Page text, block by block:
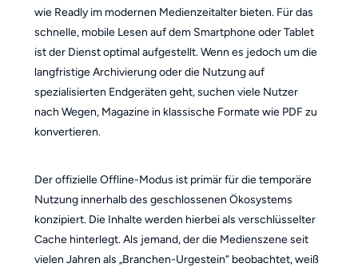
wie Readly im modernen Medienzeitalter bieten. Für das
schnelle, mobile Lesen auf dem Smartphone oder Tablet
ist der Dienst optimal aufgestellt. Wenn es jedoch um die
langfristige Archivierung oder die Nutzung auf
spezialisierten Endgeräten geht, suchen viele Nutzer
nach Wegen, Magazine in klassische Formate wie PDF zu
konvertieren.
Der offizielle Offline-Modus ist primär für die temporäre
Nutzung innerhalb des geschlossenen Ökosystems
konzipiert. Die Inhalte werden hierbei als verschlüsselter
Cache hinterlegt. Als jemand, der die Medienszene seit
vielen Jahren als „Branchen-Urgestein“ beobachtet, weiß